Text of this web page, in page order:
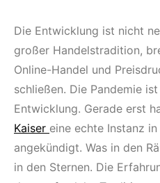
Die Entwicklung ist nicht
großer Handelstradition,
Online-Handel und
schließen. Die Pandemie
Entwicklung. Gerade erst
Kaiser eine echte Instanz
angekündigt. Was in den
in den Sternen. Die